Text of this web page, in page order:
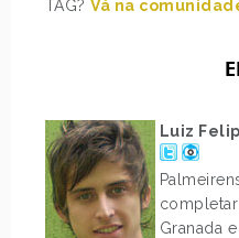
TAG?Vá na
Luiz
Granada